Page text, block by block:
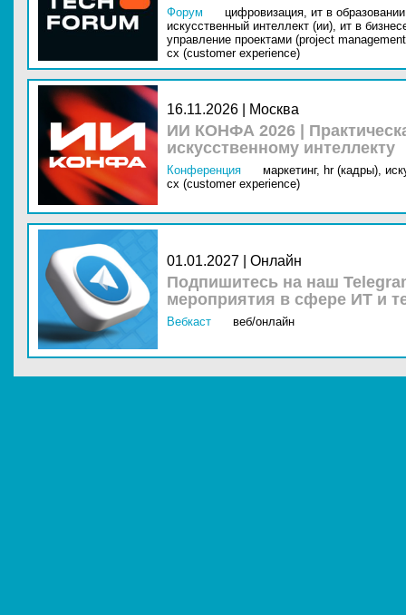
Форум цифровизация, ит в
искусственный интеллект (ии), ит в
управление проектами (project
cx (customer experience)
16.11.2026 | Москва
ИИ КОНФА 2026 |
искусственному интеллекту
Конференция маркетинг, hr (кадры),
cx (customer experience)
01.01.2027 | Онлайн
Подпишитесь на наш
мероприятия в сфере ИТ и
Вебкаст веб/онлайн